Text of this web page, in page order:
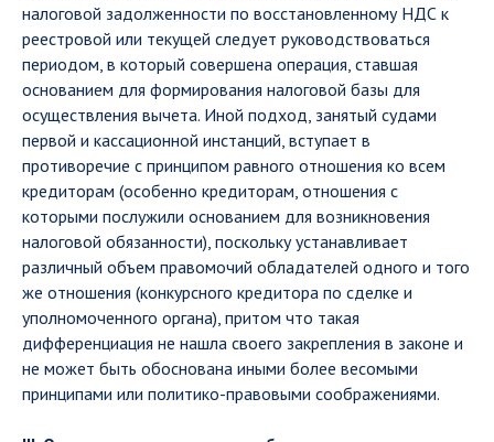
налоговой задолженности по восстановленному НДС к
реестровой или текущей следует руководствоваться
периодом, в который совершена операция, ставшая
основанием для формирования налоговой базы для
осуществления вычета. Иной подход, занятый судами
первой и кассационной инстанций, вступает в
противоречие с принципом равного отношения ко всем
кредиторам (особенно кредиторам, отношения с
которыми послужили основанием для возникновения
налоговой обязанности), поскольку устанавливает
различный объем правомочий обладателей одного и того
же отношения (конкурсного кредитора по сделке и
уполномоченного органа), притом что такая
дифференциация не нашла своего закрепления в законе и
не может быть обоснована иными более весомыми
принципами или политико-правовыми соображениями.